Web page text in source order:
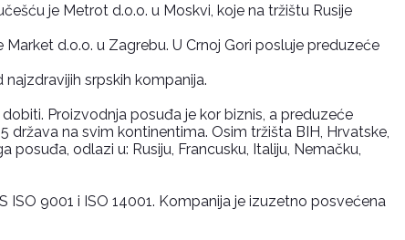
je Metrot d.o.o. u Moskvi, koje na tržištu Rusije
d.o.o. u Zagrebu. U Crnoj Gori posluje preduzeće
srpskih kompanija.
Proizvodnja posuđa je kor biznis, a preduzeće
na svim kontinentima. Osim tržišta BIH, Hrvatske,
odlazi u: Rusiju, Francusku, Italiju, Nemačku,
9001 i ISO 14001. Kompanija je izuzetno posvećena